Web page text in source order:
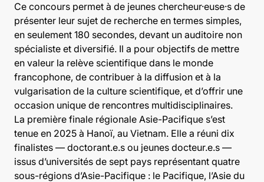
Ce concours permet à de jeunes chercheur·euse·s de
présenter leur sujet de recherche en termes simples,
en seulement 180 secondes, devant un auditoire non
spécialiste et diversifié. Il a pour objectifs de mettre
en valeur la relève scientifique dans le monde
francophone, de contribuer à la diffusion et à la
vulgarisation de la culture scientifique, et d’offrir une
occasion unique de rencontres multidisciplinaires.
La première finale régionale Asie-Pacifique s’est
tenue en 2025 à Hanoï, au Vietnam. Elle a réuni dix
finalistes — doctorant.e.s ou jeunes docteur.e.s —
issus d’universités de sept pays représentant quatre
sous-régions d’Asie-Pacifique : le Pacifique, l’Asie du